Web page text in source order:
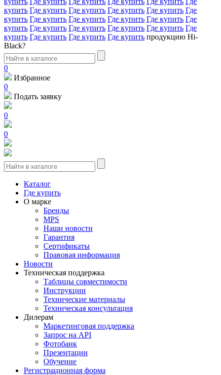
купить Где купить Где купить Где купить Где купить Где
купить Где купить Где купить Где купить Где купить Где
купить Где купить Где купить Где купить Где купить Где
купить Где купить Где купить Где купить продукцию Hi-
Black?
0
Избранное
0
Подать заявку
0
0
Каталог
Где купить
О марке
Бренды
MPS
Наши новости
Гарантия
Сертификаты
Правовая информация
Новости
Техническая поддержка
Таблицы совместимости
Инструкции
Технические материалы
Техническая консультация
Дилерам
Маркетинговая поддержка
Запрос на API
Фотобанк
Презентации
Обучение
Регистрационная форма